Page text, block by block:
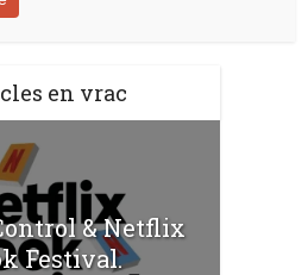
en vrac
& Netflix
Festival.